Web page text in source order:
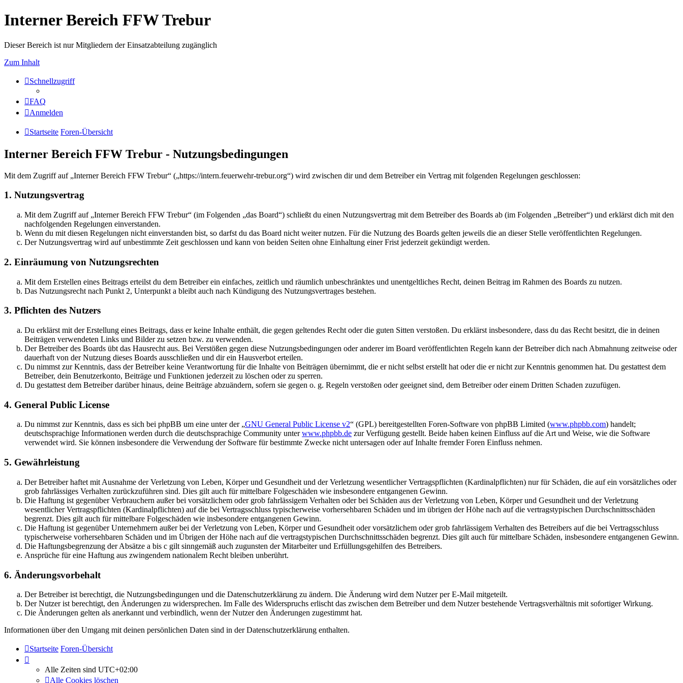
Interner Bereich FFW Trebur
Dieser Bereich ist nur Mitgliedern der Einsatzabteilung zugänglich
Zum Inhalt
Schnellzugriff
FAQ
Anmelden
Startseite Foren-Übersicht
Interner Bereich FFW Trebur - Nutzungsbedingungen
Mit dem Zugriff auf „Interner Bereich FFW Trebur“ („https://intern.feuerwehr-trebur.org“) wird zwischen dir und dem Betreiber ein Vertrag mit folgenden Regelungen geschlossen:
1. Nutzungsvertrag
Mit dem Zugriff auf „Interner Bereich FFW Trebur“ (im Folgenden „das Board“) schließt du einen Nutzungsvertrag mit dem Betreiber des Boards ab (im Folgenden „Betreiber“) und erklärst dich mit den
nachfolgenden Regelungen einverstanden.
Wenn du mit diesen Regelungen nicht einverstanden bist, so darfst du das Board nicht weiter nutzen. Für die Nutzung des Boards gelten jeweils die an dieser Stelle veröffentlichten Regelungen.
Der Nutzungsvertrag wird auf unbestimmte Zeit geschlossen und kann von beiden Seiten ohne Einhaltung einer Frist jederzeit gekündigt werden.
2. Einräumung von Nutzungsrechten
Mit dem Erstellen eines Beitrags erteilst du dem Betreiber ein einfaches, zeitlich und räumlich unbeschränktes und unentgeltliches Recht, deinen Beitrag im Rahmen des Boards zu nutzen.
Das Nutzungsrecht nach Punkt 2, Unterpunkt a bleibt auch nach Kündigung des Nutzungsvertrages bestehen.
3. Pflichten des Nutzers
Du erklärst mit der Erstellung eines Beitrags, dass er keine Inhalte enthält, die gegen geltendes Recht oder die guten Sitten verstoßen. Du erklärst insbesondere, dass du das Recht besitzt, die in deinen
Beiträgen verwendeten Links und Bilder zu setzen bzw. zu verwenden.
Der Betreiber des Boards übt das Hausrecht aus. Bei Verstößen gegen diese Nutzungsbedingungen oder anderer im Board veröffentlichten Regeln kann der Betreiber dich nach Abmahnung zeitweise oder
dauerhaft von der Nutzung dieses Boards ausschließen und dir ein Hausverbot erteilen.
Du nimmst zur Kenntnis, dass der Betreiber keine Verantwortung für die Inhalte von Beiträgen übernimmt, die er nicht selbst erstellt hat oder die er nicht zur Kenntnis genommen hat. Du gestattest dem
Betreiber, dein Benutzerkonto, Beiträge und Funktionen jederzeit zu löschen oder zu sperren.
Du gestattest dem Betreiber darüber hinaus, deine Beiträge abzuändern, sofern sie gegen o. g. Regeln verstoßen oder geeignet sind, dem Betreiber oder einem Dritten Schaden zuzufügen.
4. General Public License
Du nimmst zur Kenntnis, dass es sich bei phpBB um eine unter der „GNU General Public License v2“ (GPL) bereitgestellten Foren-Software von phpBB Limited (www.phpbb.com) handelt;
deutschsprachige Informationen werden durch die deutschsprachige Community unterwww.phpbb.de zur Verfügung gestellt. Beide haben keinen Einfluss auf die Art und Weise, wie die Software
verwendet wird. Sie können insbesondere die Verwendung der Software für bestimmte Zwecke nicht untersagen oder auf Inhalte fremder Foren Einfluss nehmen.
5. Gewährleistung
Der Betreiber haftet mit Ausnahme der Verletzung von Leben, Körper und Gesundheit und der Verletzung wesentlicher Vertragspflichten (Kardinalpflichten) nur für Schäden, die auf ein vorsätzliches oder
grob fahrlässiges Verhalten zurückzuführen sind. Dies gilt auch für mittelbare Folgeschäden wie insbesondere entgangenen Gewinn.
Die Haftung ist gegenüber Verbrauchern außer bei vorsätzlichem oder grob fahrlässigem Verhalten oder bei Schäden aus der Verletzung von Leben, Körper und Gesundheit und der Verletzung
wesentlicher Vertragspflichten (Kardinalpflichten) auf die bei Vertragsschluss typischerweise vorhersehbaren Schäden und im übrigen der Höhe nach auf die vertragstypischen Durchschnittsschäden
begrenzt. Dies gilt auch für mittelbare Folgeschäden wie insbesondere entgangenen Gewinn.
Die Haftung ist gegenüber Unternehmern außer bei der Verletzung von Leben, Körper und Gesundheit oder vorsätzlichem oder grob fahrlässigem Verhalten des Betreibers auf die bei Vertragsschluss
typischerweise vorhersehbaren Schäden und im Übrigen der Höhe nach auf die vertragstypischen Durchschnittsschäden begrenzt. Dies gilt auch für mittelbare Schäden, insbesondere entgangenen Gewinn.
Die Haftungsbegrenzung der Absätze a bis c gilt sinngemäß auch zugunsten der Mitarbeiter und Erfüllungsgehilfen des Betreibers.
Ansprüche für eine Haftung aus zwingendem nationalem Recht bleiben unberührt.
6. Änderungsvorbehalt
Der Betreiber ist berechtigt, die Nutzungsbedingungen und die Datenschutzerklärung zu ändern. Die Änderung wird dem Nutzer per E-Mail mitgeteilt.
Der Nutzer ist berechtigt, den Änderungen zu widersprechen. Im Falle des Widerspruchs erlischt das zwischen dem Betreiber und dem Nutzer bestehende Vertragsverhältnis mit sofortiger Wirkung.
Die Änderungen gelten als anerkannt und verbindlich, wenn der Nutzer den Änderungen zugestimmt hat.
Informationen über den Umgang mit deinen persönlichen Daten sind in der Datenschutzerklärung enthalten.
Startseite Foren-Übersicht
Alle Zeiten sind UTC+02:00
Alle Cookies löschen